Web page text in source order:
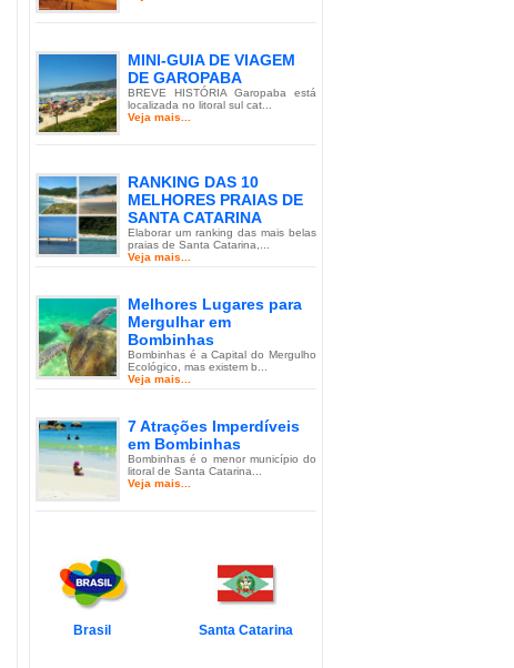
MINI-GUIA DE VIAGEM
DE GAROPABA
BREVE HISTÓRIA Garopaba está
localizada no litoral sul cat...
Veja mais...
RANKING DAS 10
MELHORES PRAIAS DE
SANTA CATARINA
Elaborar um ranking das mais belas
praias de Santa Catarina,...
Veja mais...
Melhores Lugares para
Mergulhar em
Bombinhas
Bombinhas é a Capital do Mergulho
Ecológico, mas existem b...
Veja mais...
7 Atrações Imperdíveis
em Bombinhas
Bombinhas é o menor município do
litoral de Santa Catarina...
Veja mais...
de Balneário Camboriú e
Balneário Camboriú é um passeio
Brasil Santa Catarina